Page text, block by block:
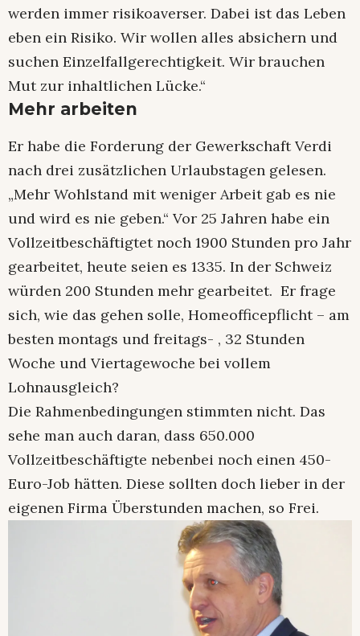
werden immer risikoaverser. Dabei ist das Leben
eben ein Risiko. Wir wollen alles absichern und
suchen Einzelfallgerechtigkeit. Wir brauchen
Mut zur inhaltlichen Lücke.“
Mehr arbeiten
Er habe die Forderung der Gewerkschaft Verdi
nach drei zusätzlichen Urlaubstagen gelesen.
„Mehr Wohlstand mit weniger Arbeit gab es nie
und wird es nie geben.“ Vor 25 Jahren habe ein
Vollzeitbeschäftigtet noch 1900 Stunden pro Jahr
gearbeitet, heute seien es 1335. In der Schweiz
würden 200 Stunden mehr gearbeitet. Er frage
sich, wie das gehen solle, Homeofficepflicht – am
besten montags und freitags- , 32 Stunden
Woche und Viertagewoche bei vollem
Lohnausgleich?
Die Rahmenbedingungen stimmten nicht. Das
sehe man auch daran, dass 650.000
Vollzeitbeschäftigte nebenbei noch einen 450-
Euro-Job hätten. Diese sollten doch lieber in der
eigenen Firma Überstunden machen, so Frei.